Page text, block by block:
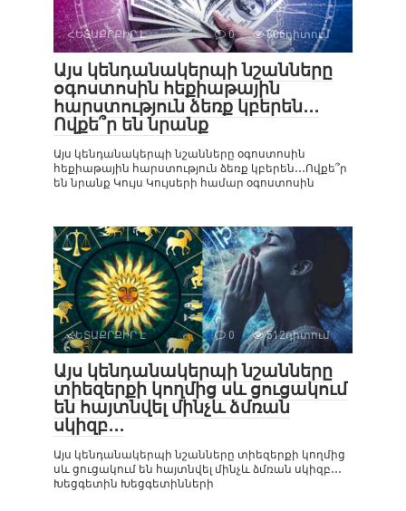
ՀԵՏԱՔՐՔԻՐ Է 0 806դիտում
Այս կենդանակերպի նշանները
օգոստոսին հեքիաթային
հարստություն ձեռք կբերեն․․․
Ովքե՞ր են նրանք
Այս կենդանակերպի նշանները օգոստոսին
հեքիաթային հարստություն ձեռք կբերեն․․․Ովքե՞ր
են նրանք Կույս Կույսերի համար օգոստոսին
ՀԵՏԱՔՐՔԻՐ Է 0 512դիտում
Այս կենդանակերպի նշանները
տիեզերքի կողմից սև ցուցակում
են հայտնվել մինչև ձմռան
սկիզբ․․․
Այս կենդանակերպի նշանները տիեզերքի կողմից
սև ցուցակում են հայտնվել մինչև ձմռան սկիզբ․․․
Խեցգետին Խեցգետինների